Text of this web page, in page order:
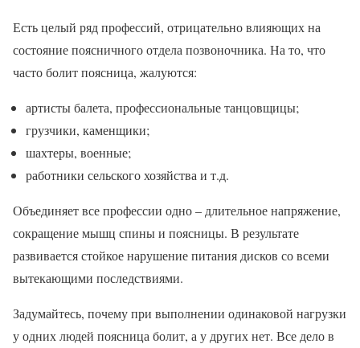
Есть целый ряд профессий, отрицательно влияющих на
состояние поясничного отдела позвоночника. На то, что
часто болит поясница, жалуются:
артисты балета, профессиональные танцовщицы;
грузчики, каменщики;
шахтеры, военные;
работники сельского хозяйства и т.д.
Объединяет все профессии одно – длительное напряжение,
сокращение мышц спины и поясницы. В результате
развивается стойкое нарушение питания дисков со всеми
вытекающими последствиями.
Задумайтесь, почему при выполнении одинаковой нагрузки
у одних людей поясница болит, а у других нет. Все дело в